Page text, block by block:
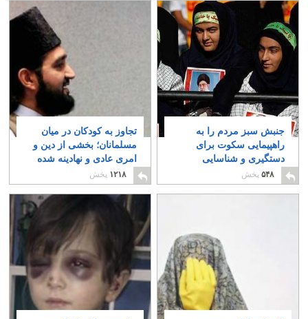
جنبش سبز مردم را به
راهپیمایی سکوت برای
دستگیری و شناسایی
بیشتر دعوت می کند
۵۴۸ پخش
تجاوز به کودکان در میان
مسلمانان؛ بخشی از دین و
امری عادی و نهادینه شده
است
۱۹ ۱۲۱۸ پخش